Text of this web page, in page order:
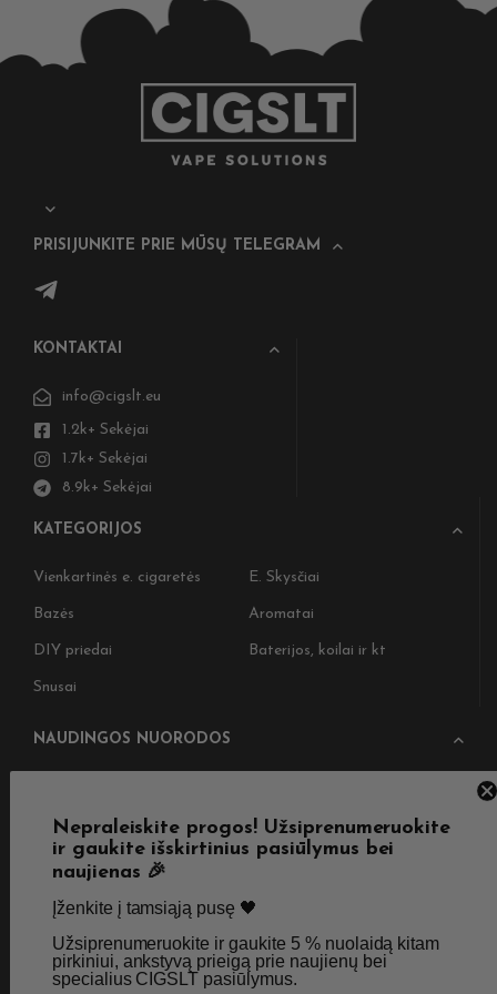
PRISIJUNKITE PRIE MŪSŲ TELEGRAM
KONTAKTAI
info@cigslt.eu
1.2k+ Sekėjai
1.7k+ Sekėjai
8.9k+ Sekėjai
KATEGORIJOS
Vienkartinės e. cigaretės E. Skysčiai
Bazės Aromatai
DIY priedai Baterijos, koilai ir kt
Snusai
NAUDINGOS NUORODOS
Grąžinimas Privatumo politika
Straipsniai Apie Mus
Kontaktai
SKIRTA TIK SUAUGUSIEMS NIKOTINO VARTOTOJAMS.
Nepraleiskite progos! Užsiprenumeruokite
ir gaukite išskirtinius pasiūlymus bei
naujienas 🎉
Įženkite į tamsiąją pusę 🖤 ​
Užsiprenumeruokite ir gaukite 5 % nuolaidą kitam
pirkiniui, ankstyvą prieigą prie naujienų bei
specialius CIGSLT pasiūlymus. ​